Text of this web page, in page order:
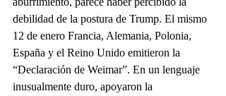
debilidad de la postura de Trump. El mismo
12 de enero Francia, Alemania, Polonia,
España y el Reino Unido emitieron la
“Declaración de Weimar”. En un lenguaje
inusualmente duro, apoyaron la